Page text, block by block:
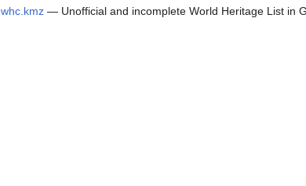
whc.kmz— Unofficial and incomplete World Heritage List in